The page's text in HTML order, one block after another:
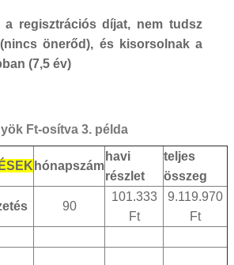
a regisztrációs díjat, nem tudsz
önerőd), és kisorsolnak a
(7,5 év)
Ft-osítva 3. példa
hónapszám
havi
részlet
teljes
összeg
90
101.333
Ft
9.119.970
Ft